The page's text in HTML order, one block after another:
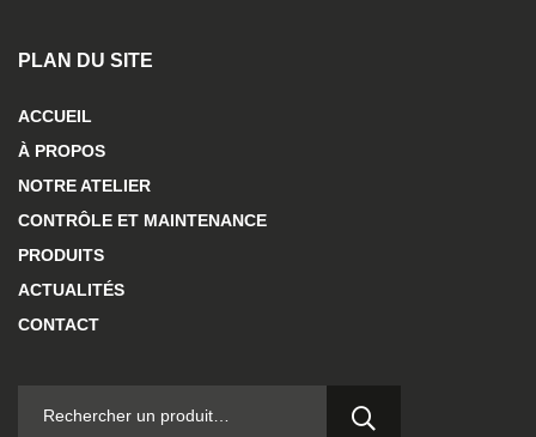
PLAN DU SITE
ACCUEIL
À PROPOS
NOTRE ATELIER
CONTRÔLE ET MAINTENANCE
PRODUITS
ACTUALITÉS
CONTACT